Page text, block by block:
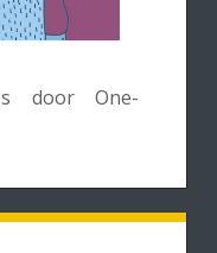
door One-